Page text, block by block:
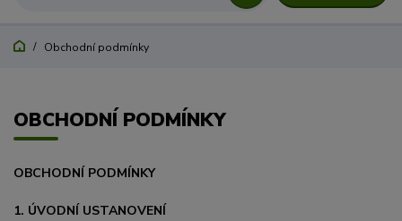
Obchodní podmínky
OBCHODNÍ PODMÍNKY
OBCHODNÍ PODMÍNKY
1. ÚVODNÍ USTANOVENÍ